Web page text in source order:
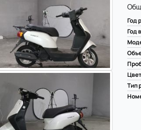
Год
Год
Цвет
Тип